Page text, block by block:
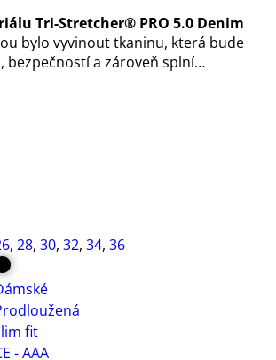
Tri-Stretcher® PRO 5.0 Denim
bylo vyvinout tkaninu, která bude
bezpečností a zároveň splní…
, 28, 30, 32, 34, 36
fit
- AAA